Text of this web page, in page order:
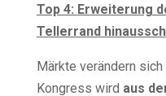
Top 4: Erweiterung
Tellerrand
Märkte verändern
Kongress wird aus